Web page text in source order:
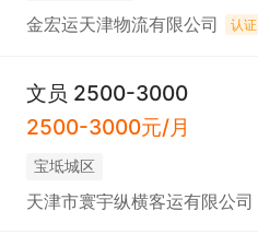
金宏运天津物流有限公司 认证
文员 2500-3000
2500-3000元/月
宝坻城区
天津市寰宇纵横客运有限公司